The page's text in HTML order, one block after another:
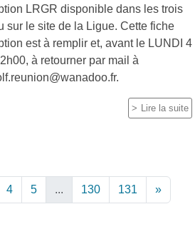
LRGR disponible dans les trois
sur le site de la Ligue. Cette fiche
est à remplir et, avant le LUNDI 4
à retourner par mail à
Lire la suite
4 5 ... 130 131 »